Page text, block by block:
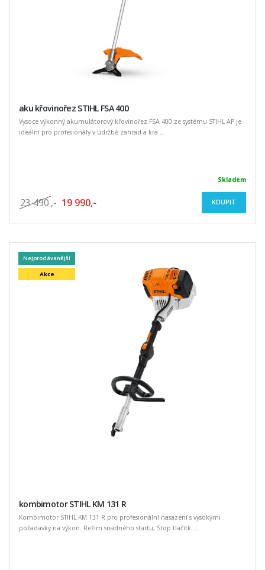
aku křovinořez STIHL FSA 400
Vysoce výkonný akumulátorový křovinořez FSA 400 ze systému STIHL AP je
ideální pro profesionály v údržbě zahrad a kra ...
Skladem
23 490 ,- 19 990,- KOUPIT
Nejprodávanější
Akce
kombimotor STIHL KM 131 R
Kombimotor STIHL KM 131 R pro profesionální nasazení s vysokými
požadavky na výkon. Režim snadného startu, Stop tlačítk ...